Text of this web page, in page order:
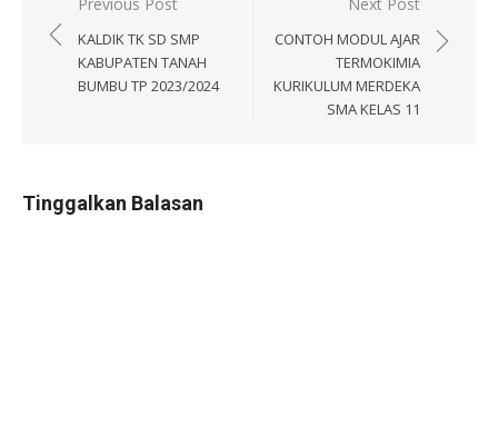
Navigasi
posKALDIK TK SD SMP
KABUPATEN TANAH
BUMBU TP 2023/2024
CONTOH MODUL AJAR
TERMOKIMIA
KURIKULUM MERDEKA
SMA KELAS 11
Tinggalkan Balasan